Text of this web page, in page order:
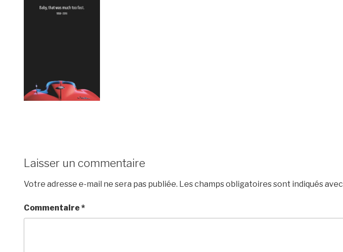
Laisser un commentaire
Votre adresse e-mail ne sera pas publiée. Les champs obligatoires sont indiqués avec
Commentaire*